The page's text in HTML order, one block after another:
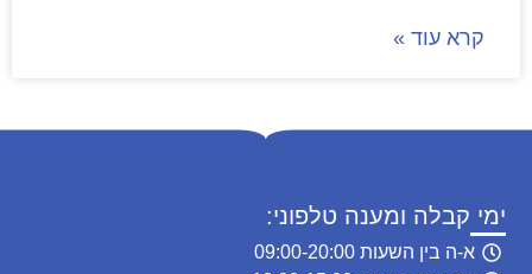
קרא עוד »
ימי קבלה ומענה טלפוני:
א-ה בין השעות 09:00-20:00